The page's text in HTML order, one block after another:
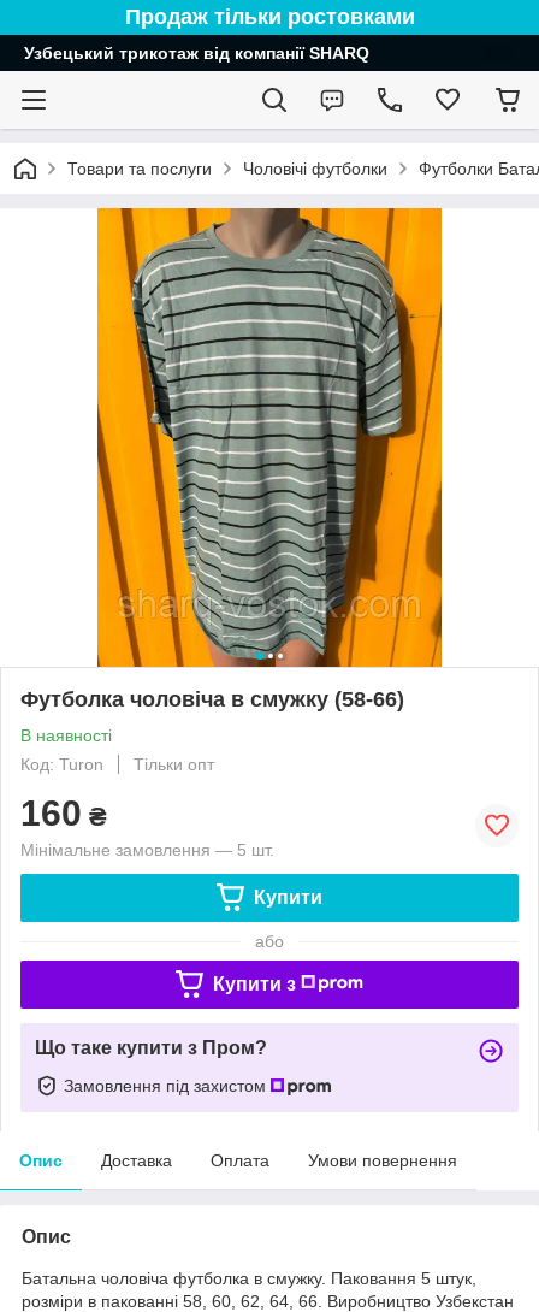
Продаж тільки ростовками
Узбецький трикотаж від компанії SHARQ
Товари та послуги Чоловічі футболки Футболки
Футболка чоловіча в смужку (58-66)
В наявності
Код: Turon
Тільки опт
160 ₴
Мінімальне замовлення — 5 шт.
Купити
або
Купити з
Що таке купити з Пром?
Замовлення під захистом
Опис Доставка Оплата Умови повернення
Опис
Батальна чоловіча футболка в смужку. Паковання 5 штук,
розміри в пакованні 58, 60, 62, 64, 66. Виробництво Узбекстан